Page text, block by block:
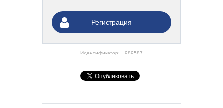
Регистрация
Идентификатор: 989587